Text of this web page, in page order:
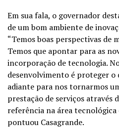
Em sua fala, o governador
de um bom ambiente de
“Temos boas perspectivas de
Temos que apontar para as
incorporação de tecnologia.
desenvolvimento é proteger o
adiante para nos tornarmos
prestação de serviços através
referência na área tecnológica
pontuou Casagrande.